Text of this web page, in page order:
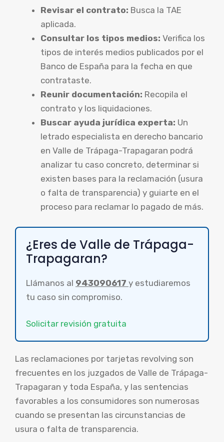
Revisar el contrato: Busca la TAE
aplicada.
Consultar los tipos medios: Verifica los
tipos de interés medios publicados por el
Banco de España para la fecha en que
contrataste.
Reunir documentación: Recopila el
contrato y los liquidaciones.
Buscar ayuda jurídica experta: Un
letrado especialista en derecho bancario
en Valle de Trápaga-Trapagaran podrá
analizar tu caso concreto, determinar si
existen bases para la reclamación (usura
o falta de transparencia) y guiarte en el
proceso para reclamar lo pagado de más.
¿Eres de Valle de Trápaga-
Trapagaran?
Llámanos al 943090617 y estudiaremos
tu caso sin compromiso.
Solicitar revisión gratuita
Las reclamaciones por tarjetas revolving son
frecuentes en los juzgados de Valle de Trápaga-
Trapagaran y toda España, y las sentencias
favorables a los consumidores son numerosas
cuando se presentan las circunstancias de
usura o falta de transparencia.